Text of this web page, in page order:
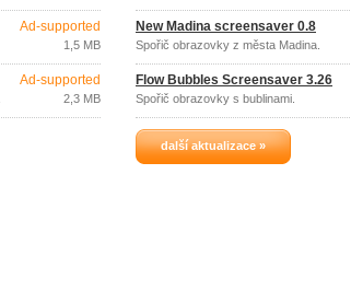
Ad-supported
1,5 MB
Ad-supported
2,3 MB
New Madina screensaver 0.8
Spořič obrazovky z města Madina.
Flow Bubbles Screensaver 3.26
Spořič obrazovky s bublinami.
další aktualizace »